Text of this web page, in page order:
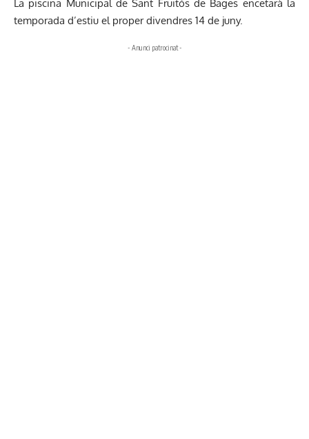
La piscina Municipal de Sant Fruitós de Bages encetarà la
temporada d’estiu el proper divendres 14 de juny.
- Anunci patrocinat -